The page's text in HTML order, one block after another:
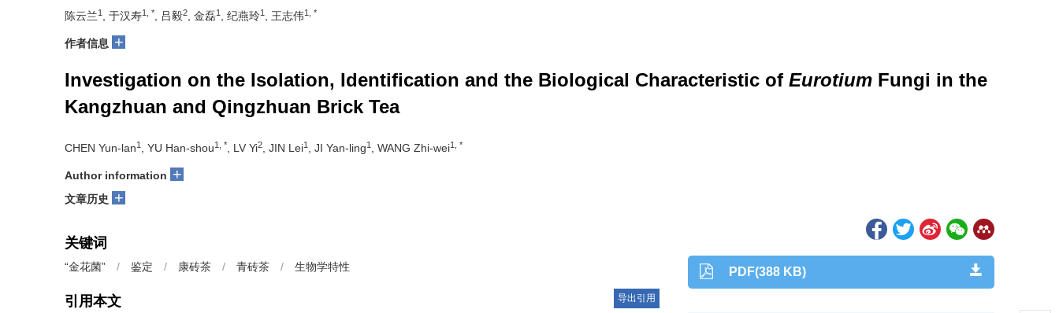
陈云兰1 , 于汉寿1, * , 吕毅2 , 金磊1 , 纪燕玲1 , 王志伟1, *
作者信息 +
Investigation on the Isolation, Identification and the Biological Characteristic of Eurotium Fungi in the
Kangzhuan and Qingzhuan Brick Tea
CHEN Yun-lan1 , YU Han-shou1, * , LV Yi2 , JIN Lei1 , JI Yan-ling1 , WANG Zhi-wei1, *
Author information +
文章历史 +
关键词
“金花菌” / 鉴定 / 康砖茶 / 青砖茶 / 生物学特性
引用本文 导出引用
PDF(388 KB)